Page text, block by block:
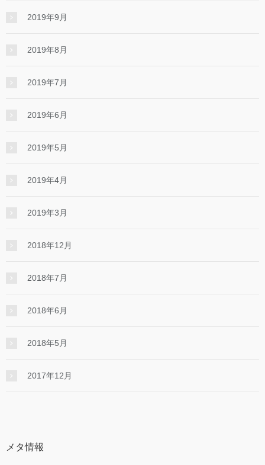
2019年9月
2019年8月
2019年7月
2019年6月
2019年5月
2019年4月
2019年3月
2018年12月
2018年7月
2018年6月
2018年5月
2017年12月
メタ情報